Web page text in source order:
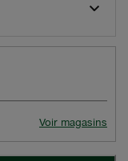
Voir magasins